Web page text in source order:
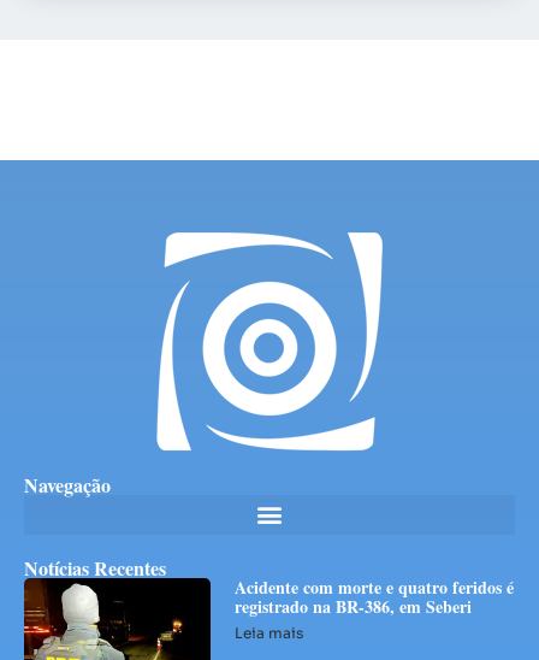
Navegação
Notícias Recentes
Acidente com morte e quatro feridos é
registrado na BR-386, em Seberi
Leia mais